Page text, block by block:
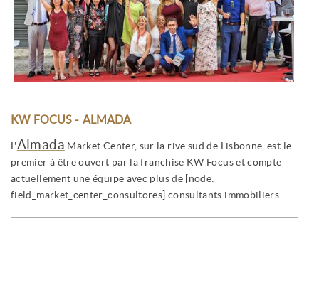
KW FOCUS - ALMADA
L'Almada Market Center, sur la rive sud de Lisbonne, est le
premier à être ouvert par la franchise KW Focus et compte
actuellement une équipe avec plus de [node:
field_market_center_consultores] consultants immobiliers.